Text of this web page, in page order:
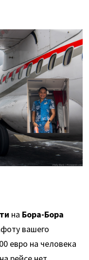
на Бора-Бора
вашего
евро на человека